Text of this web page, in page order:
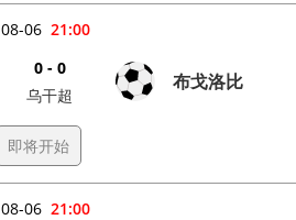
21:00
08-06
0 - 0
乌干超
布戈洛比
即将开始
21:00
08-06